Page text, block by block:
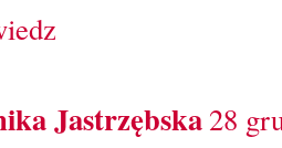
Jastrzębska28